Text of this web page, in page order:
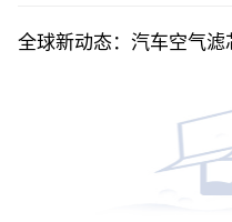
全球新动态：汽车空气